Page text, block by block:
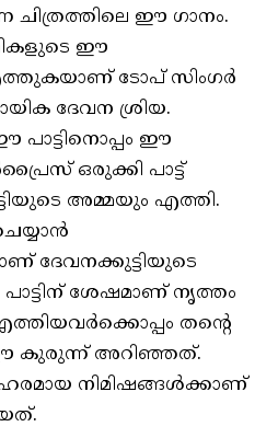
ചിത്രത്തിലെ ഈ ഗാനം.
ഈ
ടോപ് സിംഗർ
ദേവന ശ്രിയ.
ഈ
ഒരുക്കി പാട്ട്
അമ്മയും എത്തി.
ദേവനക്കുട്ടിയുടെ
ശേഷമാണ് നൃത്തം
തന്റെ
കുരുന്ന് അറിഞ്ഞത്.
നിമിഷങ്ങൾക്കാണ്